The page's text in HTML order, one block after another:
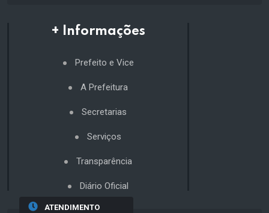
+ Informações
Prefeito e Vice
A Prefeitura
Secretarias
Serviços
Transparência
Diário Oficial
ATENDIMENTO